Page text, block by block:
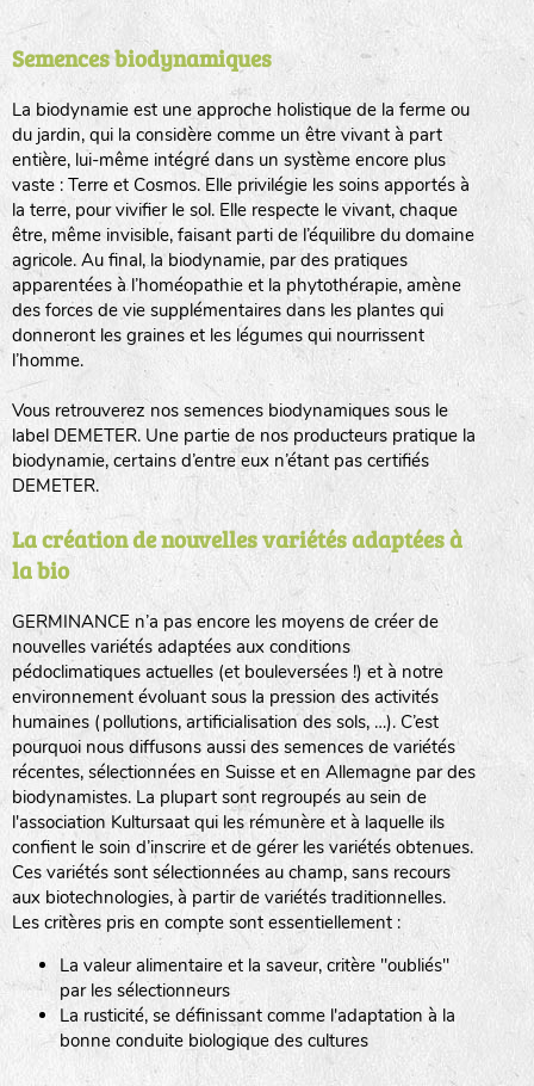
Semences biodynamiques
La biodynamie est une approche holistique de la ferme ou
du jardin, qui la considère comme un être vivant à part
entière, lui-même intégré dans un système encore plus
vaste : Terre et Cosmos. Elle privilégie les soins apportés à
la terre, pour vivifier le sol. Elle respecte le vivant, chaque
être, même invisible, faisant parti de l’équilibre du domaine
agricole. Au final, la biodynamie, par des pratiques
apparentées à l’homéopathie et la phytothérapie, amène
des forces de vie supplémentaires dans les plantes qui
donneront les graines et les légumes qui nourrissent
l’homme.
Vous retrouverez nos semences biodynamiques sous le
label DEMETER. Une partie de nos producteurs pratique la
biodynamie, certains d’entre eux n’étant pas certifiés
DEMETER.
La création de nouvelles variétés adaptées à
la bio
GERMINANCE n’a pas encore les moyens de créer de
nouvelles variétés adaptées aux conditions
pédoclimatiques actuelles (et bouleversées !) et à notre
environnement évoluant sous la pression des activités
humaines (pollutions, artificialisation des sols, …). C’est
pourquoi nous diffusons aussi des semences de variétés
récentes, sélectionnées en Suisse et en Allemagne par des
biodynamistes. La plupart sont regroupés au sein de
l'association Kultursaat qui les rémunère et à laquelle ils
confient le soin d’inscrire et de gérer les variétés obtenues.
Ces variétés sont sélectionnées au champ, sans recours
aux biotechnologies, à partir de variétés traditionnelles.
Les critères pris en compte sont essentiellement :
La valeur alimentaire et la saveur, critère "oubliés"
par les sélectionneurs
La rusticité, se définissant comme l'adaptation à la
bonne conduite biologique des cultures
BINGENHEIMER SAATGUT (BGH)
www.bingenheimersaatgut.de
DE BOLSTER (DBO)
www.bolster.nl
GRAINE DEL PAÏS (GDP)
www.grainesdelpais.com
JARDIN EN’VIE (JEV)
LA BOITE A GRAINES (LBAG)
LA RÉFÉRENCE :F BEL20BPA1A (en haut à gauche)
F : Fleurs.
Les autres catégories étant :
: Engrais vert
L: Légumes
A: Aromatiques
BEL : Code de la variété
(Ici Belle de nuit)
20 : Année de récolte(ici 2020)
BPA : Initiales du producteur ou du fournisseur de la
semence.
1 : Numéro d’ordre du lot
A : Sans calibre.
G: Gros
M: Moyen calibre
P: Petit calibre
animaux sauvages
biodiversité cultivée
Légumes feuilles
Légumes racines
Plantes aromatiques